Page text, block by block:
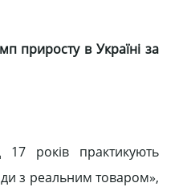
приросту в Україні за
17 років практикують
з реальним товаром»,